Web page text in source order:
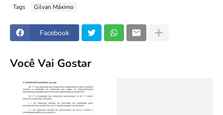
Tags Gilvan Máximo
Facebook
Você Vai Gostar